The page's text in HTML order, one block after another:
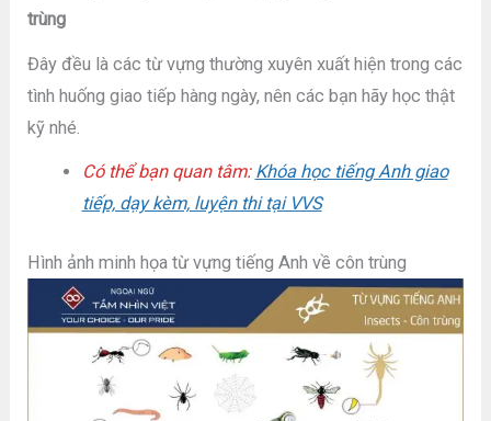
trùng
Đây đều là các từ vựng thường xuyên xuất hiện trong các
tình huống giao tiếp hàng ngày, nên các bạn hãy học thật
kỹ nhé.
Có thể bạn quan tâm: Khóa học tiếng Anh giao
tiếp, dạy kèm, luyện thi tại VVS
Hình ảnh minh họa từ vựng tiếng Anh về côn trùng